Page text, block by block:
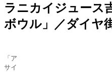
ラニカイジュース
ボウル」／ダイヤ
「ア
サイ